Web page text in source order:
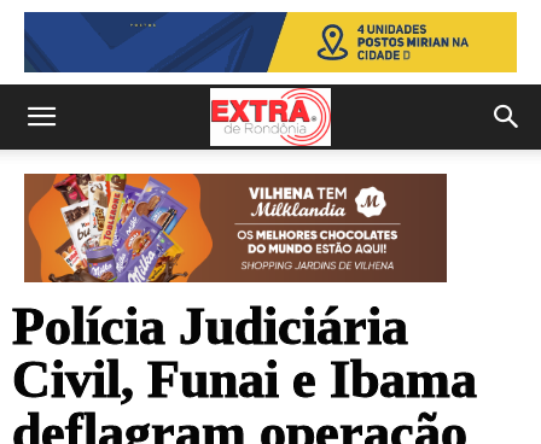
Polícia Judiciária
Civil, Funai e Ibama